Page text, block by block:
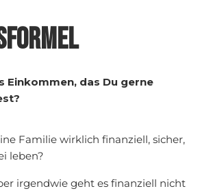
Einkommen, das Du gerne
Familie wirklich finanziell, sicher,
leben?
irgendwie geht es finanziell nicht